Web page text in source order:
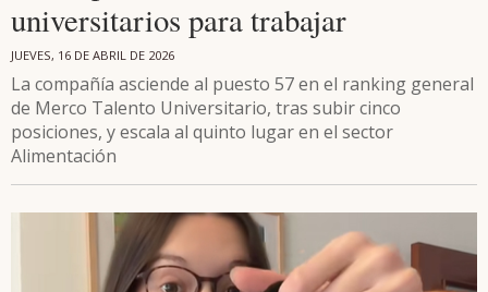
universitarios para trabajar
JUEVES, 16 DE ABRIL DE 2026
La compañía asciende al puesto 57 en el ranking general
de Merco Talento Universitario, tras subir cinco
posiciones, y escala al quinto lugar en el sector
Alimentación